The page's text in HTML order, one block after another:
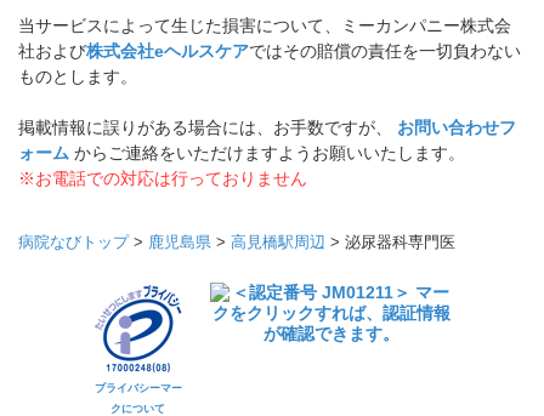
当サービスによって生じた損害について、ミーカンパニー株式会
社および株式会社eヘルスケアではその賠償の責任を一切負わない
ものとします。
掲載情報に誤りがある場合には、お手数ですが、 お問い合わせフ
ォーム からご連絡をいただけますようお願いいたします。
※お電話での対応は行っておりません
病院なびトップ> 鹿児島県 > 高見橋駅周辺 > 泌尿器科専門医
プライバシーマー
クについて